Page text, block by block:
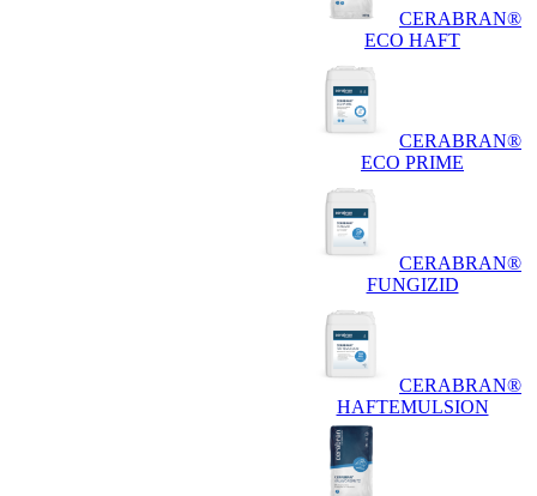
CERABRAN®
ECO HAFT
CERABRAN®
ECO PRIME
CERABRAN®
FUNGIZID
CERABRAN®
HAFTEMULSION